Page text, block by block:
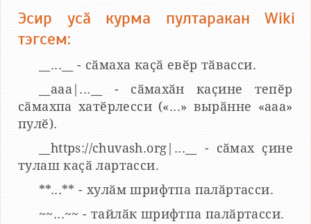
Эсир усӑ курма пултаракан Wiki
тэгсем:
__...__ - сӑмаха каҫӑ евӗр тӑвасси.
__aaa|...__ - сӑмахӑн каҫине тепӗр
сӑмахпа хатӗрлесси («...» вырӑнне «ааа»
пулӗ).
__https://chuvash.org|...__ - сӑмах ҫине
тулаш каҫӑ лартасси.
**...** - хулӑм шрифтпа палӑртасси.
~~...~~ - тайлӑк шрифтпа палӑртасси.